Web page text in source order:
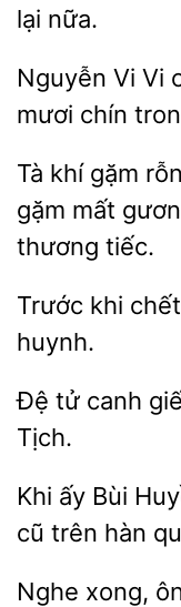
lại nữa.
Nguyễn Vi
mươi chín
Tà khí
gặm mất
thương tiếc.
Trước khi
huynh.
Đệ canh
Tịch.
Khi ấy Bùi
cũ trên hàn